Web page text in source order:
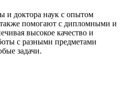
и доктора наук с опытом
помогают с дипломными и
высокое качество и
с разными предметами
задачи.